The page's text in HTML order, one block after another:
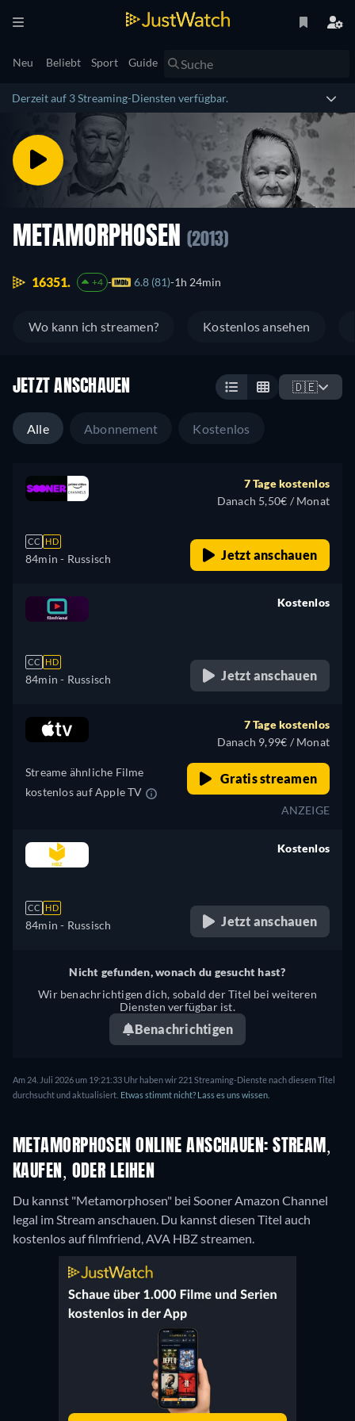
Neu Beliebt Sport Guide
Derzeit auf 3 Streaming-Diensten verfügbar.
METAMORPHOSEN (2013)
16351. +4 6.8 (81) 1h 24min
Wo kann ich streamen? Kostenlos ansehen
JETZT ANSCHAUEN 🇩🇪
Alle Abonnement Kostenlos
CC HD
84min - Russisch
7 Tage kostenlos
Danach 5,50€ / Monat
Jetzt anschauen
CC HD
84min - Russisch
Kostenlos
Jetzt anschauen
Streame ähnliche Filme
kostenlos auf Apple TV
7 Tage kostenlos
Danach 9,99€ / Monat
Gratis streamen
ANZEIGE
CC HD
84min - Russisch
Kostenlos
Jetzt anschauen
Nicht gefunden, wonach du gesucht hast?
Wir benachrichtigen dich, sobald der Titel bei weiteren
Diensten verfügbar ist.
Benachrichtigen
Am 24. Juli 2026 um 19:21:33 Uhr haben wir 221 Streaming-Dienste nach diesem Titel
durchsucht und aktualisiert. Etwas stimmt nicht? Lass es uns wissen.
METAMORPHOSEN ONLINE ANSCHAUEN: STREAM,
KAUFEN, ODER LEIHEN
Du kannst "Metamorphosen" bei Sooner Amazon Channel
legal im Stream anschauen. Du kannst diesen Titel auch
kostenlos auf filmfriend, AVA HBZ streamen.